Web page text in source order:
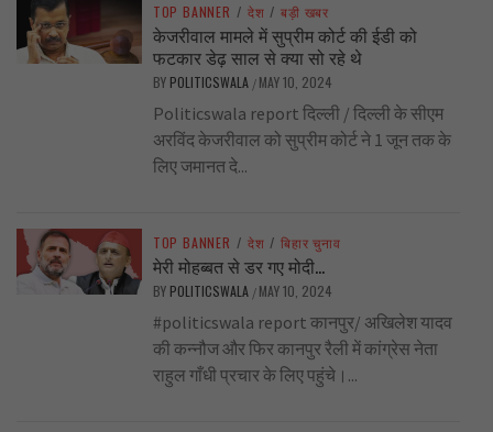
TOP BANNER / देश / बड़ी खबर
केजरीवाल मामले में सुप्रीम कोर्ट की ईडी को
फटकार डेढ़ साल से क्या सो रहे थे
BY POLITICSWALA / MAY 10, 2024
Politicswala report दिल्ली / दिल्ली के सीएम
अरविंद केजरीवाल को सुप्रीम कोर्ट ने 1 जून तक के
लिए जमानत दे...
TOP BANNER / देश / बिहार चुनाव
मेरी मोहब्बत से डर गए मोदी…
BY POLITICSWALA / MAY 10, 2024
#politicswala report कानपुर/ अखिलेश यादव
की कन्नौज और फिर कानपुर रैली में कांग्रेस नेता
राहुल गाँधी प्रचार के लिए पहुंचे।...